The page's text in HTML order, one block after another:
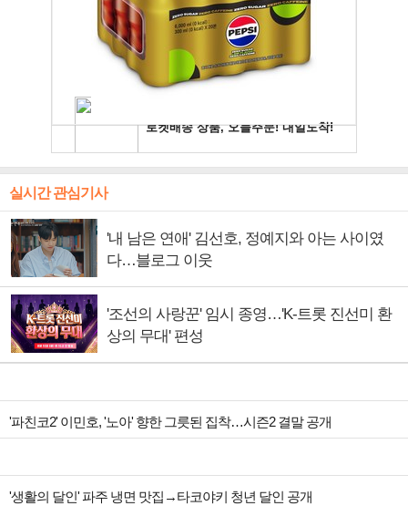
실시간 관심기사
'내 남은 연애' 김선호, 정예지와 아는 사이였
다…블로그 이웃
'조선의 사랑꾼' 임시 종영…'K-트롯 진선미 환
상의 무대' 편성
'파친코2' 이민호, '노아' 향한 그릇된 집착…시즌2 결말 공개
'생활의 달인' 파주 냉면 맛집→타코야키 청년 달인 공개